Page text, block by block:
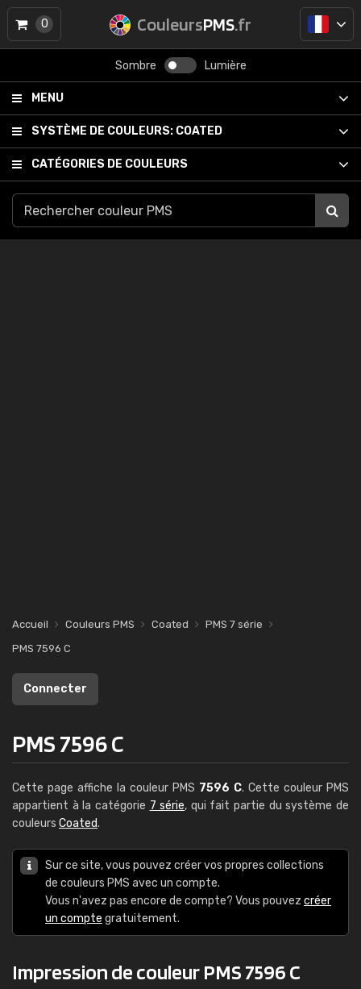
CouleursPMS.fr
Sombre Lumière
MENU
SYSTÈME DE COULEURS: COATED
CATÉGORIES DE COULEURS
0
Accueil Couleurs PMS Coated
PMS 7 série
PMS 7596 C
Connecter
PMS 7596 C
Cette page affiche la couleur PMS 7596 C. Cette couleur PMS
appartient à la catégorie 7 série, qui fait partie du système de
couleurs Coated.
Sur ce site, vous pouvez créer vos propres collections
de couleurs PMS avec un compte.
Vous n'avez pas encore de compte? Vous pouvez créer
un compte gratuitement.
Impression de couleur PMS 7596 C